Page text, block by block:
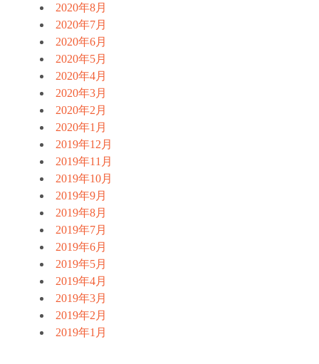
2020年8月
2020年7月
2020年6月
2020年5月
2020年4月
2020年3月
2020年2月
2020年1月
2019年12月
2019年11月
2019年10月
2019年9月
2019年8月
2019年7月
2019年6月
2019年5月
2019年4月
2019年3月
2019年2月
2019年1月